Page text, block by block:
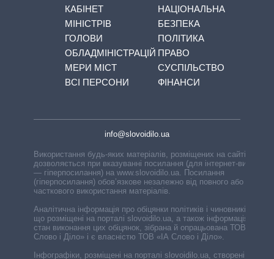
КАБІНЕТ
МІНІСТРІВ
ГОЛОВИ
ОБЛАДМІНІСТРАЦІЙ
МЕРИ МІСТ
ВСІ ПЕРСОНИ
НАЦІОНАЛЬНА
БЕЗПЕКА
ПОЛІТИКА
ПРАВО
СУСПІЛЬСТВО
ФІНАНСИ
info@slovoidilo.ua
Використання будь-яких матеріалів, розміщених на сайті,
дозволяється при вказуванні посилання (для інтернет-видань
— гіперпосилання) на www.slovoidilo.ua. Посилання
(гіперпосилання) обов’язкове незалежно від повного або
часткового використання матеріалів.
Аналітична інформація про обіцянки політиків і чиновників,
що розміщені на порталі slovoidilo.ua, а також інформація про
стан виконання цих обіцянок, зібрана й опрацьована ТОВ «ІА
Слово і Діло» і є власністю ТОВ «ІА Слово і Діло».
Інфографіки, розміщені на порталі slovoidilo.ua, створені ГО